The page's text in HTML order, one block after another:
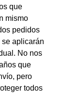
que
mismo
pedidos
aplicarán
No nos
que
pero
todos